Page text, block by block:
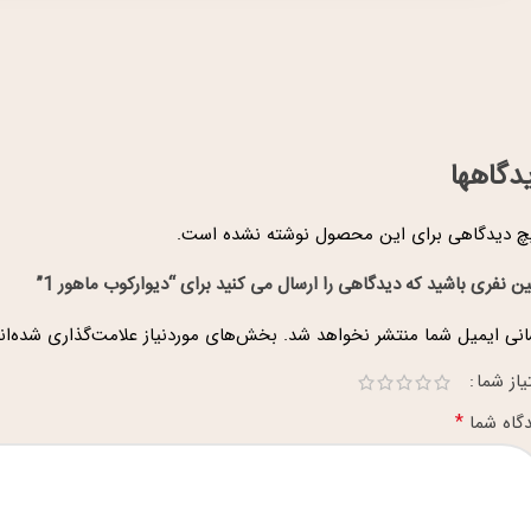
دیدگاهی برای این محصول نوشته نشده است.
نفری باشید که دیدگاهی را ارسال می کنید برای “دیوارکوب ماهور 1”
ایمیل شما منتشر نخواهد شد. بخش‌های موردنیاز علامت‌گذاری
شما
شما *